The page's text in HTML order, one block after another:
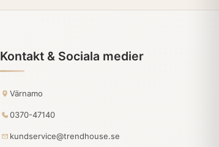
Kontakt & Sociala medier
Värnamo
0370-47140
kundservice@trendhouse.se